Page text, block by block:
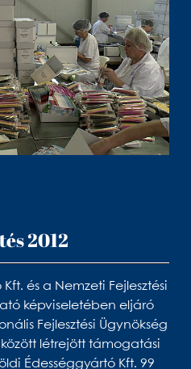
2012
és a Nemzeti Fejlesztési
képviseletében eljáró
Fejlesztési Ügynökség
között létrejött támogatási
Édességgyártó Kft. 99